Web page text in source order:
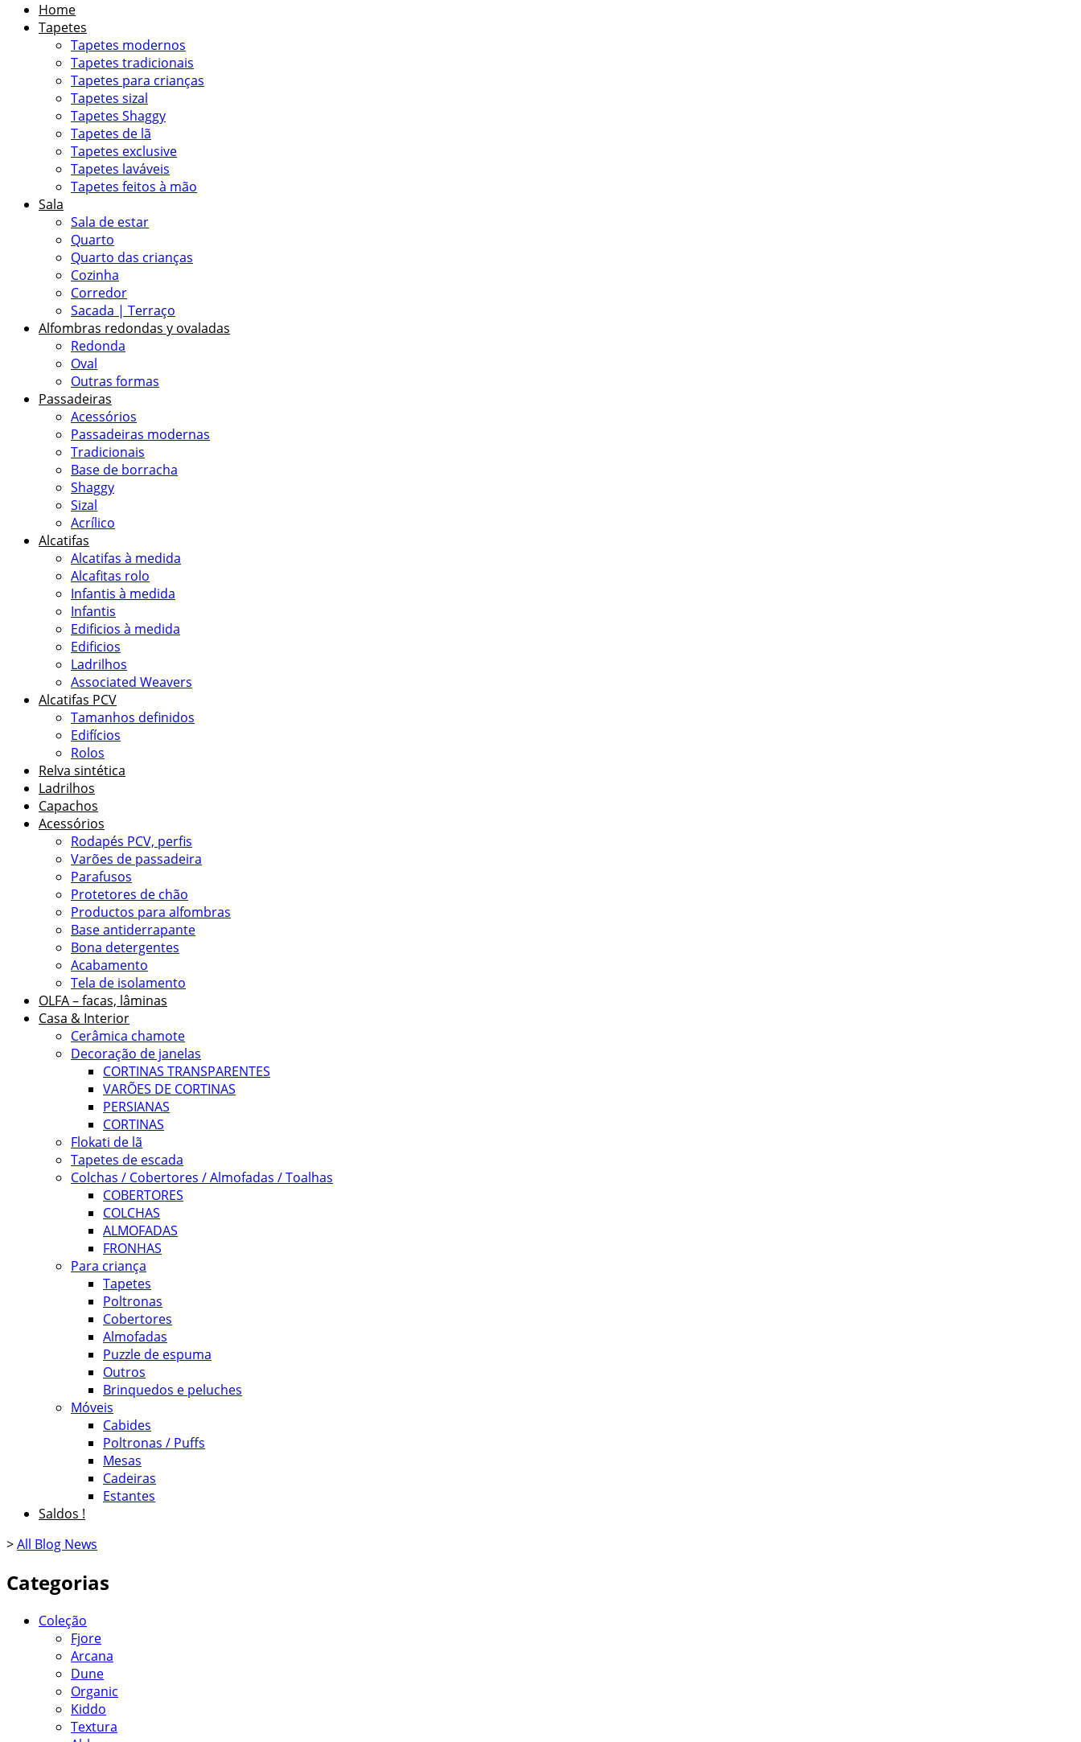
Home
Tapetes
Tapetes modernos
Tapetes tradicionais
Tapetes para crianças
Tapetes sizal
Tapetes Shaggy
Tapetes de lã
Tapetes exclusive
Tapetes laváveis
Tapetes feitos à mão
Sala
Sala de estar
Quarto
Quarto das crianças
Cozinha
Corredor
Sacada | Terraço
Alfombras redondas y ovaladas
Redonda
Oval
Outras formas
Passadeiras
Acessórios
Passadeiras modernas
Tradicionais
Base de borracha
Shaggy
Sizal
Acrílico
Alcatifas
Alcatifas à medida
Alcafitas rolo
Infantis à medida
Infantis
Edificios à medida
Edificios
Ladrilhos
Associated Weavers
Alcatifas PCV
Tamanhos definidos
Edifícios
Rolos
Relva sintética
Ladrilhos
Capachos
Acessórios
Rodapés PCV, perfis
Varões de passadeira
Parafusos
Protetores de chão
Productos para alfombras
Base antiderrapante
Bona detergentes
Acabamento
Tela de isolamento
OLFA – facas, lâminas
Casa & Interior
Cerâmica chamote
Decoração de janelas
CORTINAS TRANSPARENTES
VARÕES DE CORTINAS
PERSIANAS
CORTINAS
Flokati de lã
Tapetes de escada
Colchas / Cobertores / Almofadas / Toalhas
COBERTORES
COLCHAS
ALMOFADAS
FRONHAS
Para criança
Tapetes
Poltronas
Cobertores
Almofadas
Puzzle de espuma
Outros
Brinquedos e peluches
Móveis
Cabides
Poltronas / Puffs
Mesas
Cadeiras
Estantes
Saldos !
>All Blog News
Categorias
Coleção
Fjore
Arcana
Dune
Organic
Kiddo
Textura